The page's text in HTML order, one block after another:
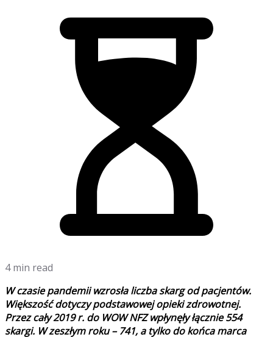
4 min read
W czasie pandemii wzrosła liczba skarg od pacjentów.
Większość dotyczy podstawowej opieki zdrowotnej.
Przez cały 2019 r. do WOW NFZ wpłynęły łącznie 554
skargi. W zeszłym roku – 741, a tylko do końca marca